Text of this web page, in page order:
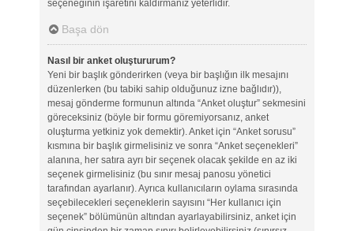
seçeneğinin işaretini kaldırmanız yeterlidir.
Başa dön
Nasıl bir anket oluştururum?
Yeni bir başlık gönderirken (veya bir başlığın ilk mesajını
düzenlerken (bu tabiki sahip olduğunuz izne bağlıdır)),
mesaj gönderme formunun altında “Anket oluştur” sekmesini
göreceksiniz (böyle bir formu göremiyorsanız, anket
oluşturma yetkiniz yok demektir). Anket için “Anket sorusu”
kısmına bir başlık girmelisiniz ve sonra “Anket seçenekleri”
alanına, her satıra ayrı bir seçenek olacak şekilde en az iki
seçenek girmelisiniz (bu sınır mesaj panosu yönetici
tarafından ayarlanır). Ayrıca kullanıcıların oylama sırasında
seçebilecekleri seçeneklerin sayısını “Her kullanıcı için
seçenek” bölümünün altından ayarlayabilirsiniz, anket için